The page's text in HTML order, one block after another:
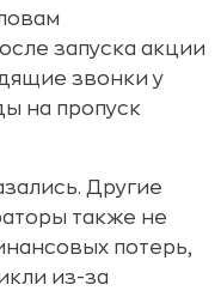
запуска акции
звонки у
на пропуск
Другие
также не
потерь,
из-за